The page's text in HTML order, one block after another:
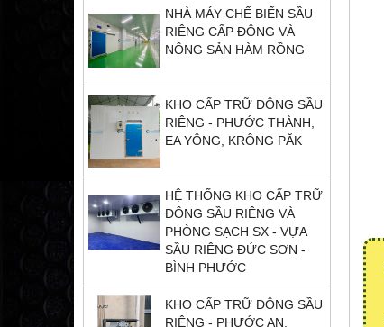
NHÀ MÁY CHẾ BIẾN SẦU
RIÊNG CẤP ĐÔNG VÀ
NÔNG SẢN HÀM RỒNG
KHO CẤP TRỮ ĐÔNG SẦU
RIÊNG - PHƯỚC THÀNH,
EA YÔNG, KRÔNG PĂK
HỆ THỐNG KHO CẤP TRỮ
ĐÔNG SẦU RIÊNG VÀ
PHÒNG SẠCH SX - VỰA
SẦU RIÊNG ĐỨC SƠN -
BÌNH PHƯỚC
KHO CẤP TRỮ ĐÔNG SẦU
RIÊNG - PHƯỚC AN,